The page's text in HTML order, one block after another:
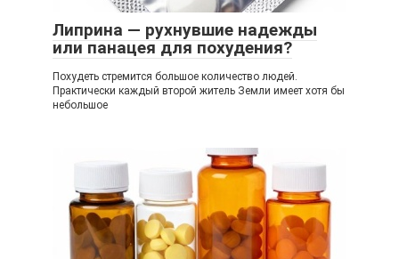
Липрина — рухнувшие надежды
или панацея для похудения?
Похудеть стремится большое количество людей.
Практически каждый второй житель Земли имеет хотя бы
небольшое